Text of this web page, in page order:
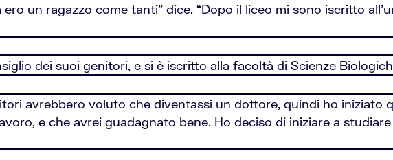
un ragazzo come tanti” dice. “Dopo il liceo mi sono iscritto
dei suoi genitori, e si è iscritto alla facoltà di Scienze
avrebbero voluto che diventassi un dottore, quindi ho iniziato
e che avrei guadagnato bene. Ho deciso di iniziare a